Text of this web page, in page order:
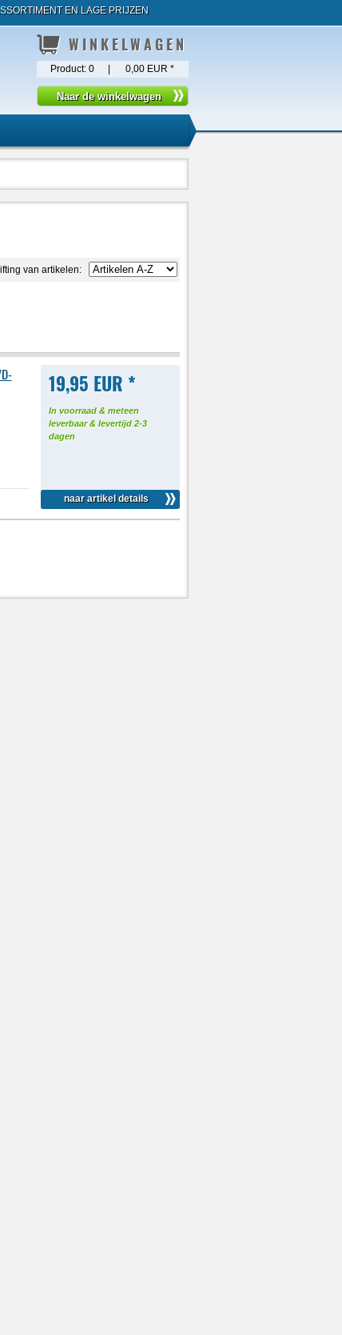
EN LAGE PRIJZEN
WINKELWAGEN
Product: 0 0,00 EUR *
van artikelen:
19,95 EUR *
In voorraad & meteen
leverbaar & levertijd 2-3
dagen
naar artikel details